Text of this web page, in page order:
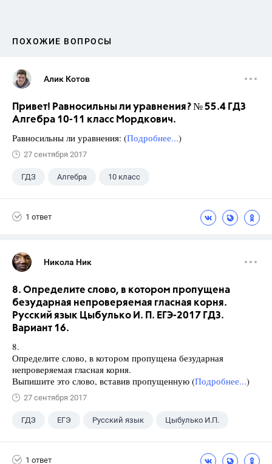
ПОХОЖИЕ ВОПРОСЫ
Алик Котов
Привет! Равносильны ли уравнения? № 55.4 ГДЗ
Алгебра 10-11 класс Мордкович.
Равносильны ли уравнения: (Подробнее...)
27 сентября 2017
ГДЗ Алгебра 10 класс
1 ответ
Никола Ник
8. Определите слово, в котором пропущена
безударная непроверяемая гласная корня.
Русский язык Цыбулько И. П. ЕГЭ-2017 ГДЗ.
Вариант 16.
8.
Определите слово, в котором пропущена безударная
непроверяемая гласная корня.
Выпишите это слово, вставив пропущенную (Подробнее...)
27 сентября 2017
ГДЗ ЕГЭ Русский язык Цыбулько И.П.
1 ответ